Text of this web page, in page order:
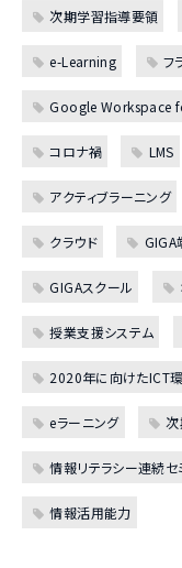
次期学習指導要領
e-Learning フ
Google Workspace
コロナ禍 LMS
アクティブラーニング
クラウド GIGA
GIGAスクール
授業支援システム
2020年に向けたICT
eラーニング
情報リテラシー連続セ
情報活用能力